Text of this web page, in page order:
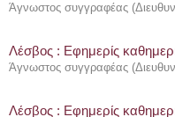
Άγνωστος συγγραφέας (
Λέσβος : Eφημερίς
Άγνωστος συγγραφέας (
Λέσβος : Eφημερίς